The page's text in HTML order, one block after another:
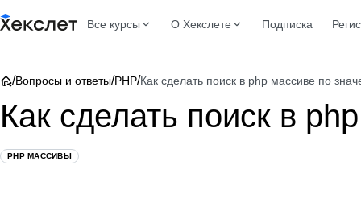
Все курсы О Хекслете Подписка
/Вопросы и ответы/PHP/Как сделать поиск в php массиве по
Как сделать поиск в
PHP МАССИВЫ